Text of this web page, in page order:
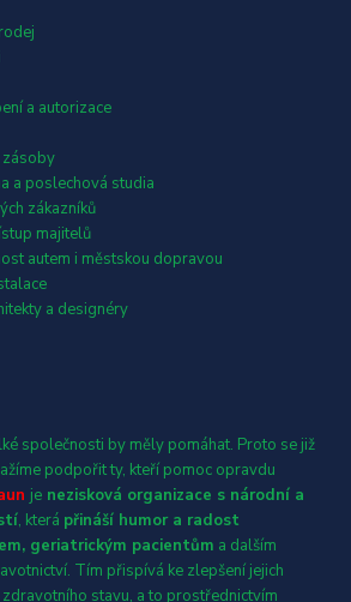
a autorizace
a poslechová studia
zákazníků
majitelů
autem i městskou dopravou
a designéry
společnosti by měly pomáhat. Proto se již
podpořit ty, kteří pomoc opravdu
je nezisková organizace s národní a
, která přináší humor a radost
geriatrickým pacientům a dalším
Tím přispívá ke zlepšení jejich
stavu, a to prostřednictvím